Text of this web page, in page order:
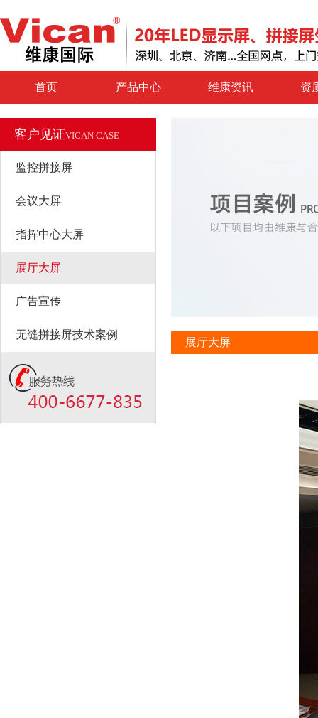
首页 产品中心 维康资讯 资
客户见证VICAN CASE
监控拼接屏
会议大屏
指挥中心大屏
展厅大屏
广告宣传
无缝拼接屏技术案例
展厅大屏